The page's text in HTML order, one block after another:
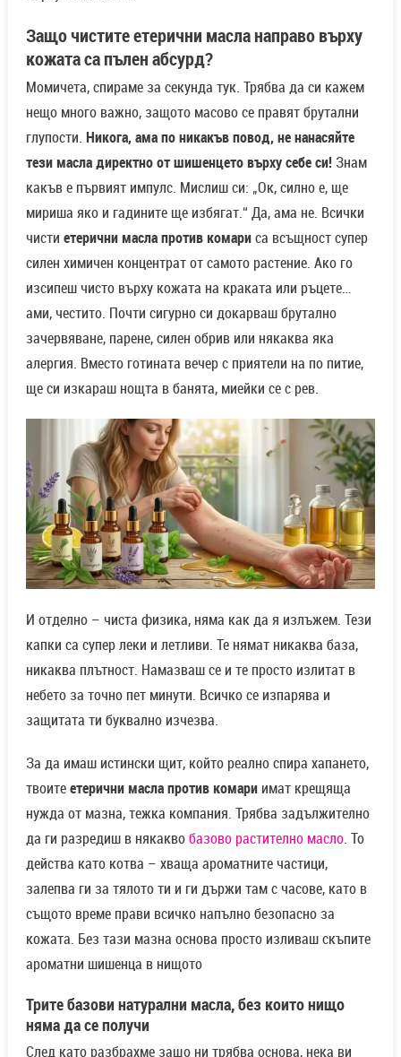
Защо чистите етерични масла направо върху
кожата са пълен абсурд?
Момичета, спираме за секунда тук. Трябва да си кажем
нещо много важно, защото масово се правят брутални
глупости. Никога, ама по никакъв повод, не нанасяйте
тези масла директно от шишенцето върху себе си! Знам
какъв е първият импулс. Мислиш си: „Ок, силно е, ще
мириша яко и гадините ще избягат.“ Да, ама не. Всички
чисти етерични масла против комариса всъщност супер
силен химичен концентрат от самото растение. Ако го
изсипеш чисто върху кожата на краката или ръцете…
ами, честито. Почти сигурно си докарваш брутално
зачервяване, парене, силен обрив или някаква яка
алергия. Вместо готината вечер с приятели на по питие,
ще си изкараш нощта в банята, миейки се с рев.
И отделно – чиста физика, няма как да я излъжем. Тези
капки са супер леки и летливи. Те нямат никаква база,
никаква плътност. Намазваш се и те просто излитат в
небето за точно пет минути. Всичко се изпарява и
защитата ти буквално изчезва.
За да имаш истински щит, който реално спира хапането,
твоитеетерични масла против комариимат крещяща
нужда от мазна, тежка компания. Трябва задължително
да ги разредиш в някаквобазово растително масло. То
действа като котва – хваща ароматните частици,
залепва ги за тялото ти и ги държи там с часове, като в
същото време прави всичко напълно безопасно за
кожата. Без тази мазна основа просто изливаш скъпите
ароматни шишенца в нищото
Трите базови натурални масла, без които нищо
няма да се получи
След като разбрахме защо ни трябва основа, нека ви